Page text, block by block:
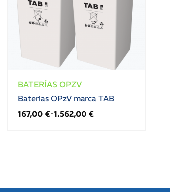
BATERÍAS OPZV
Baterías OPzV marca TAB
167,00 €-1.562,00 €